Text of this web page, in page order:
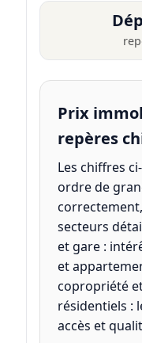
Prix
repères
Les chiffres
ordre de
secteurs
et gare :
et
copropriété
résidentiels :
accès et